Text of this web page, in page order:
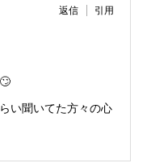
返信 引用
い聞いてた方々の心